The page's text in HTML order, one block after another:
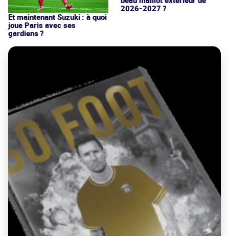
Et maintenant Suzuki : à quoi
joue Paris avec ses
gardiens ?
2026-2027 ?